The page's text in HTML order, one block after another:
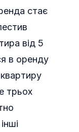
стає
від 5
в оренду
трьох